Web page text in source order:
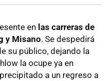
en las carreras de
y Misano. Se despedirá
su público, dejando la
la ocupe ya en
a un regreso a